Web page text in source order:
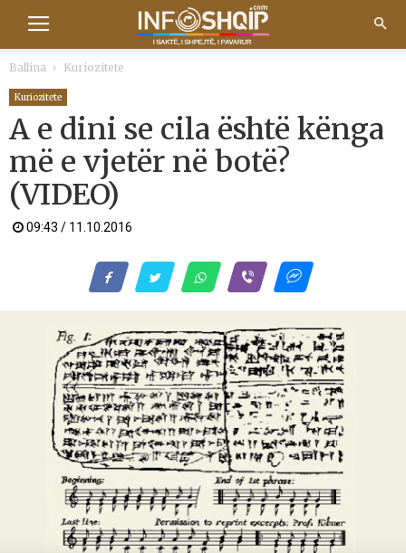
Ballina Kuriozitete
Kuriozitete
A e dini se cila është kënga
më e vjetër në botë?
(VIDEO)
09:43 / 11.10.2016